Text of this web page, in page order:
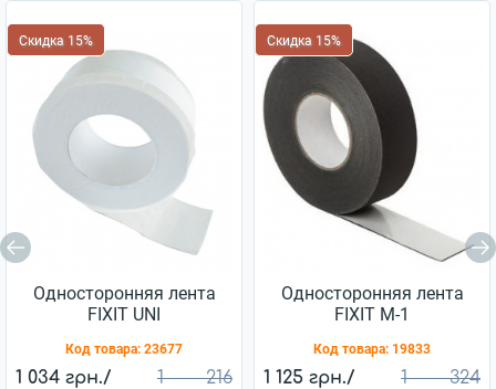
Скидка 15%
Односторонняя лента
FIXIT UNI
Код товара: 23677
1 034 грн./
1 216
Скидка 15%
Односторонняя лента
FIXIT М-1
Код товара: 19833
1 125 грн./
1 324